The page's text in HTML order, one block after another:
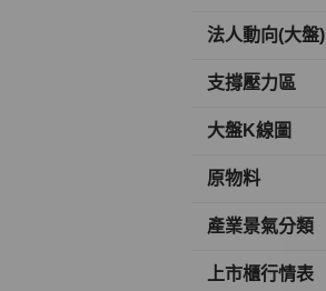
法人動向(大盤)
支撐壓力區
大盤K線圖
原物料
產業景氣分類
上市櫃行情表